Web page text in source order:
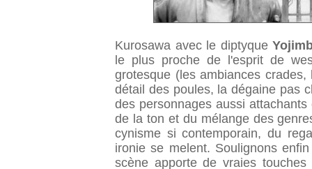
Kurosawa avec le diptyque
le plus proche de l'esprit de
grotesque (les ambiances
détail des poules, la dégaine pas
des personnages aussi
de la ton et du mélange des
cynisme si contemporain, du
ironie se melent. Soulignons
scène apporte de vraies